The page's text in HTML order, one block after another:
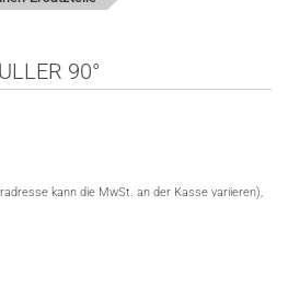
90°
kann die MwSt. an der Kasse variieren),